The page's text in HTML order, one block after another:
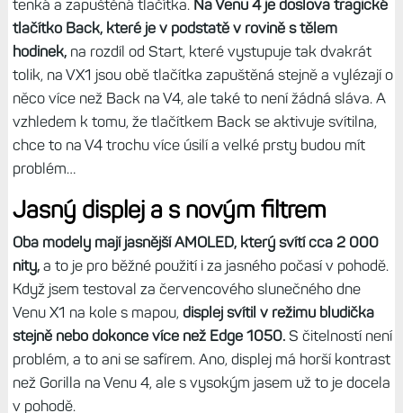
nepotřebuji dotyk. Bohatě si vystačím s tlačítky
Celkově ale musím říct, že se mi
Venu X1 díky většímu
displeji prostě ovládají lépe, tím, jak mám k dispozici větší
plochu displeje,se pohyby a gesta dělají snáze. Navíc mi
přijde, že je dotyk citlivější, a to jak na ruce, tak na kole.
Nemusím gesta tak často opakovat. Větší displej je prostě
výhodou, protože se prostě gesta dělají snadněji a prst má
k dispozici větší plochu.
Co ale musím zkritizovat na obou modelech, jsou maličká,
tenká a zapuštěná tlačítka.Na Venu 4 je doslova tragické
tlačítko Back, které je v podstatě v rovině s tělem
hodinek,na rozdíl od Start, které vystupuje tak dvakrát
tolik, na VX1 jsou obě tlačítka zapuštěná stejně a vylézají o
něco více než Back na V4, ale také to není žádná sláva. A
vzhledem k tomu, že tlačítkem Back se aktivuje svítilna,
chce to na V4 trochu více úsilí a velké prsty budou mít
problém…